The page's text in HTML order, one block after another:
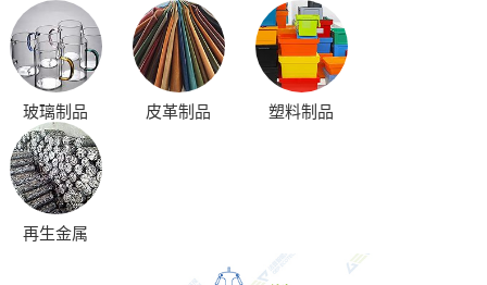
玻璃制品 皮革制品 塑料制品
再生金属